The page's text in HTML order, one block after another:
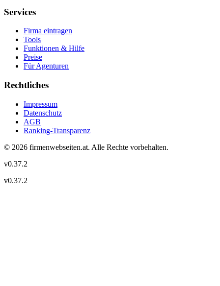
Services
Firma eintragen
Tools
Funktionen & Hilfe
Preise
Für Agenturen
Rechtliches
Impressum
Datenschutz
AGB
Ranking-Transparenz
© 2026 firmenwebseiten.at. Alle Rechte vorbehalten.
v0.37.2
v0.37.2